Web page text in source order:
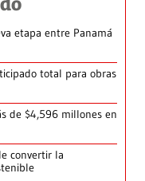
etapa entre Panamá
total para obras
de $4,596 millones en
convertir la